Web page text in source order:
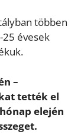
többen
évesek
–
tették el
elején